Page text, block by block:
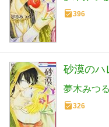
396
砂漠のハ
夢木みつる
326